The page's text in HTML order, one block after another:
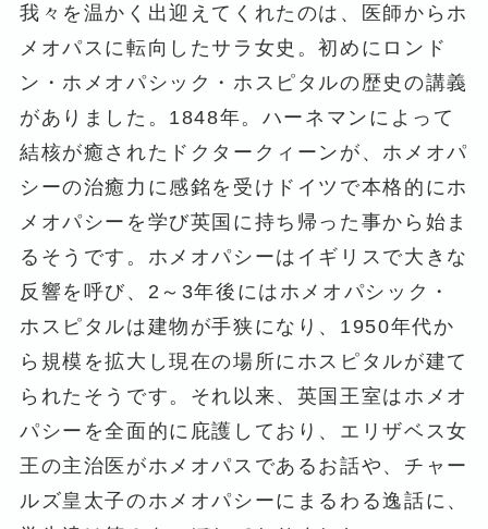
我々を温かく出迎えてくれたのは、医師からホ
メオパスに転向したサラ女史。初めにロンド
ン・ホメオパシック・ホスピタルの歴史の講義
がありました。1848年。ハーネマンによって
結核が癒されたドクタークィーンが、ホメオパ
シーの治癒力に感銘を受けドイツで本格的にホ
メオパシーを学び英国に持ち帰った事から始ま
るそうです。ホメオパシーはイギリスで大きな
反響を呼び、2～3年後にはホメオパシック・
ホスピタルは建物が手狭になり、1950年代か
ら規模を拡大し現在の場所にホスピタルが建て
られたそうです。それ以来、英国王室はホメオ
パシーを全面的に庇護しており、エリザベス女
王の主治医がホメオパスであるお話や、チャー
ルズ皇太子のホメオパシーにまるわる逸話に、